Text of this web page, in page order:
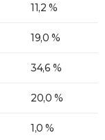
11,2 %
19,0 %
34,6 %
20,0 %
1,0 %